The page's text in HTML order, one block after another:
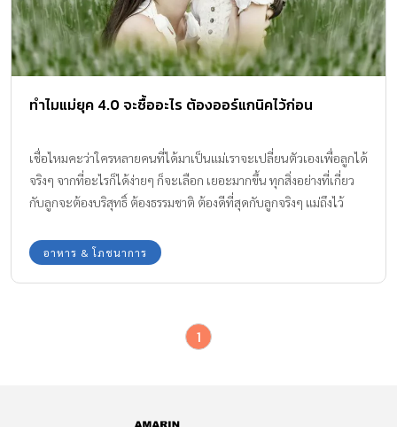
ทำไมแม่ยุค 4.0 จะซื้ออะไร ต้องออร์แกนิคไว้ก่อน
เชื่อไหมคะว่าใครหลายคนที่ได้มาเป็นแม่เราจะเปลี่ยนตัวเองเพื่อลูกได้
จริงๆ จากที่อะไรก็ได้ง่ายๆ ก็จะเลือก เยอะมากขึ้น ทุกสิ่งอย่างที่เกี่ยว
กับลูกจะต้องบริสุทธิ์ ต้องธรรมชาติ ต้องดีที่สุดกับลูกจริงๆ แม่ถึงไว้
อาหาร & โภชนาการ
1